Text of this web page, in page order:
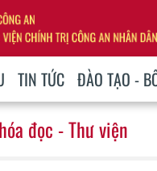
TIN TỨC ĐÀO TẠO -
đọc - Thư viện